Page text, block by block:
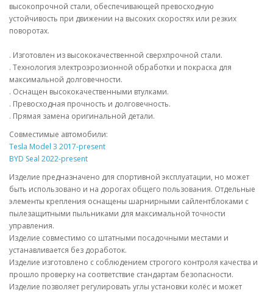
высокопрочной стали, обеспечивающей превосходную
устойчивость при движении на высоких скоростях или резких
поворотах.
. Изготовлен из высококачественной сверхпрочной стали.
. Технология электроэрозионной обработки и покраска для
максимальной долговечности.
. Оснащен высококачественными втулками.
. Превосходная прочность и долговечность.
. Прямая замена оригинальной детали.
Совместимые автомобили:
Tesla Model 3 2017-present
BYD Seal 2022-present
Изделие предназначено для спортивной эксплуатации, но может
быть использовано и на дорогах общего пользования. Отдельные
элементы крепления оснащены шарнирными сайлентблоками с
пылезащитными пыльниками для максимальной точности
управления.
Изделие совместимо со штатными посадочными местами и
устанавливается без доработок.
Изделие изготовлено с соблюдением строгого контроля качества и
прошло проверку на соответствие стандартам безопасности.
Изделие позволяет регулировать углы установки колёс и может